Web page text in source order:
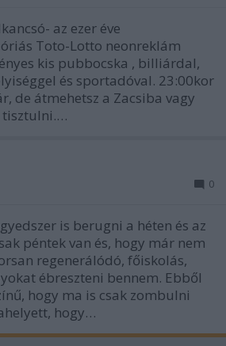
az ezer éve
Toto-Lotto neonreklám
kis pubbocska , billiárdal,
és sportadóval. 23:00kor
de átmehetsz a Zacsiba vagy
tisztulni.…
0
is berugni a héten és az
péntek van és, hogy már nem
regenerálódó, főiskolás,
ébreszteni bennem. Ebből
hogy ma is csak zombulni
hogy…